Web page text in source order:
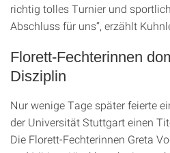
richtig tolles Turnier und
Abschluss für uns“, erzählt
Florett-Fechterinnen
Disziplin
Nur wenige Tage später feierte
der Universität Stuttgart einen
Die Florett-Fechterinnen Greta